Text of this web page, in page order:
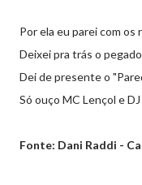
Por ela eu parei com os
Deixei pra trás o
Dei de presente o
Só ouço MC Lençol e
Fonte: Dani Raddi -